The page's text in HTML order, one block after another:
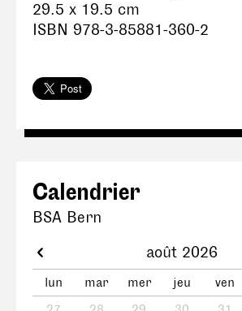
29.5 x 19.5 cm
ISBN 978-3-85881-360-2
Calendrier
BSA Bern
août 2026
lun mar mer jeu ven